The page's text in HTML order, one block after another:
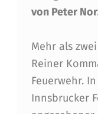
W
E
C
H
S
von Peter
Mehr als
Reiner
Feuerwehr.
Innsbrucker